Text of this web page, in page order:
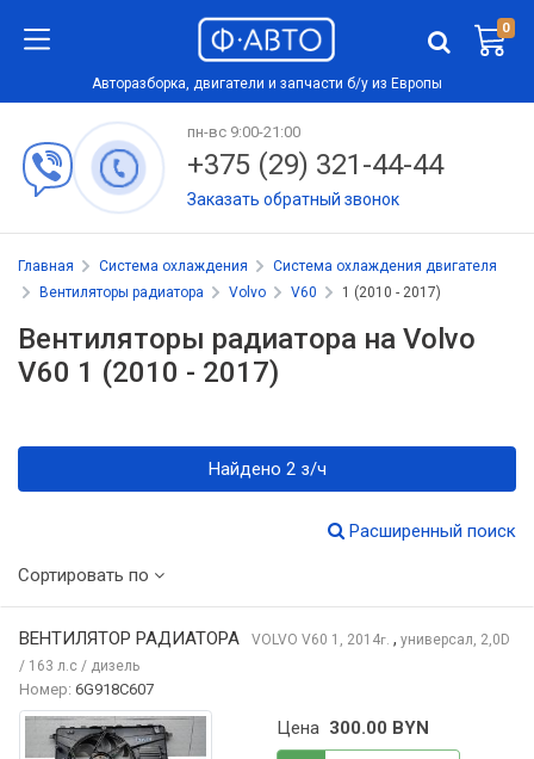
0
Авторазборка, двигатели и запчасти б/у из Европы
пн-вс 9:00-21:00
+375 (29) 321-44-44
Заказать обратный звонок
Главная Система охлаждения
Система охлаждения двигателя
Вентиляторы радиатора
Volvo V60 1 (2010 - 2017)
Вентиляторы радиатора на Volvo
V60 1 (2010 - 2017)
Найдено 2 з/ч
Расширенный поиск
Сортировать по
ВЕНТИЛЯТОР РАДИАТОРА VOLVO V60 1, 2014г. , универсал, 2,0D
/ 163 л.с / дизель
Номер: 6G918C607
Цена 300.00 BYN